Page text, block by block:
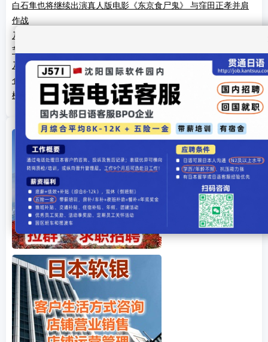
白石隼也将继续出演真人版电影《东京食尸鬼》 与窪田正孝并肩
作战
乃木坂46将在月底进行以“想在盛夏听乃木坂46”为题的3小时直播
节目
乃木坂46中元日芽香宣布毕业 身体不佳将引退休养
仓木麻衣共为「名侦探柯南」献唱21回，创造了新的吉尼斯纪录
松坂桃李《不能犯》曝卡司 真剑佑间宫祥太朗参演